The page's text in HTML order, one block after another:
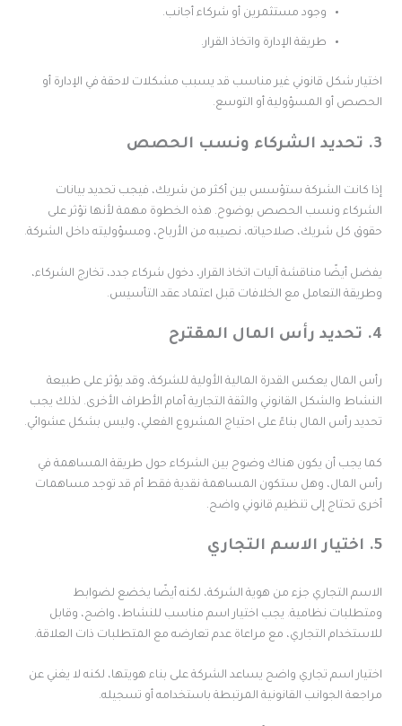
وجود مستثمرين أو شركاء أجانب.
طريقة الإدارة واتخاذ القرار.
شكل قانوني غير مناسب قد يسبب مشكلات لاحقة في الإدارة أو
أو المسؤولية أو التوسع.
كانت الشركة ستؤسس بين أكثر من شريك، فيجب تحديد بيانات
ونسب الحصص بوضوح. هذه الخطوة مهمة لأنها تؤثر على
كل شريك، صلاحياته، نصيبه من الأرباح، ومسؤوليته داخل الشركة.
أيضًا مناقشة آليات اتخاذ القرار، دخول شركاء جدد، تخارج الشركاء،
التعامل مع الخلافات قبل اعتماد عقد التأسيس.
المال يعكس القدرة المالية الأولية للشركة، وقد يؤثر على طبيعة
والشكل القانوني والثقة التجارية أمام الأطراف الأخرى. لذلك يجب
رأس المال بناءً على احتياج المشروع الفعلي، وليس بشكل عشوائي.
يجب أن يكون هناك وضوح بين الشركاء حول طريقة المساهمة في
المال، وهل ستكون المساهمة نقدية فقط أم قد توجد مساهمات
تحتاج إلى تنظيم قانوني واضح.
التجاري جزء من هوية الشركة، لكنه أيضًا يخضع لضوابط
نظامية. يجب اختيار اسم مناسب للنشاط، واضح، وقابل
التجاري، مع مراعاة عدم تعارضه مع المتطلبات ذات العلاقة.
اسم تجاري واضح يساعد الشركة على بناء هويتها، لكنه لا يغني عن
الجوانب القانونية المرتبطة باستخدامه أو تسجيله.